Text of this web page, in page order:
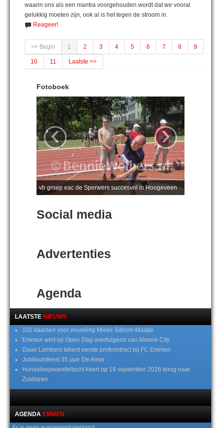
waarin ons als een mantra voorgehouden wordt dat we vooral
gelukkig moeten zijn, ook al is het tegen de stroom in.
Reageer!
<< Begin 1 2 3 4 5 6 7 8 9
10 11 Laatste >>
Fotoboek
vb groep eac de Sperwers succesvol in Hoogeveen
‹ ›
Social media
Advertenties
Agenda
LAATSTE NIEUWS
102 kaarsen voor eeuwling Mieke Sijbom-Maatje
Emmen wint op Open Dag overtuigend van Almere City
Daan Lambers tekent eerste profcontract bij FC Emmen
Jubileumfeest 35 jaar De Amer
Hunzeloopwandeltocht keert op 19 september 2026 terug naar
Zuidlaren
AGENDA EMMEN